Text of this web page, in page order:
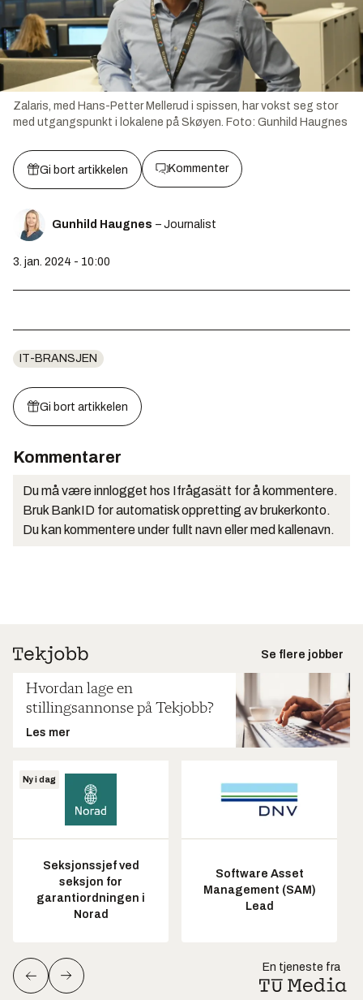
Zalaris, med Hans-Petter Mellerud i spissen, har vokst seg stor
med utgangspunkt i lokalene på Skøyen. Foto: Gunhild Haugnes
Gi bort artikkelen Kommenter
Gunhild Haugnes – Journalist
3. jan. 2024 - 10:00
IT-BRANSJEN
Gi bort artikkelen
Kommentarer
Du må være innlogget hos Ifrågasätt for å kommentere.
Bruk BankID for automatisk oppretting av brukerkonto.
Du kan kommentere under fullt navn eller med kallenavn.
Se flere jobber
Hvordan lage en
stillingsannonse på Tekjobb?
Les mer
Ny i dag
Seksjonssjef ved
seksjon for
garantiordningen i
Norad
Software Asset
Management (SAM)
Lead
En tjeneste fra